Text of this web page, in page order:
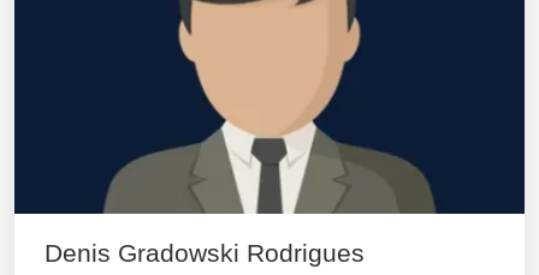
Denis Gradowski Rodrigues